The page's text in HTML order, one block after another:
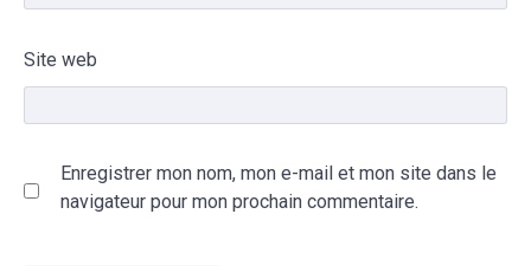
Site web
Enregistrer mon nom, mon e-mail et mon site dans le
navigateur pour mon prochain commentaire.